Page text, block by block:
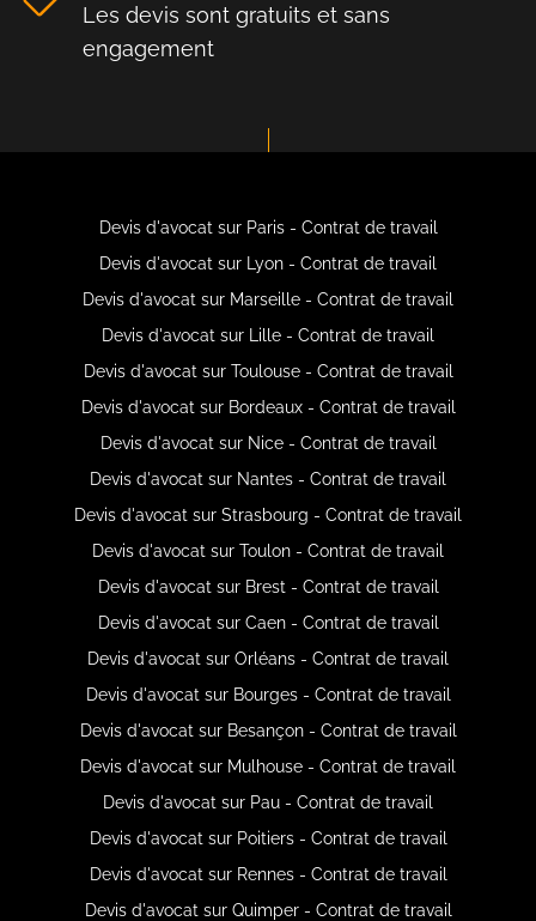
Les devis sont gratuits et sans
engagement
Devis d'avocat sur Paris - Contrat de travail
Devis d'avocat sur Lyon - Contrat de travail
Devis d'avocat sur Marseille - Contrat de travail
Devis d'avocat sur Lille - Contrat de travail
Devis d'avocat sur Toulouse - Contrat de travail
Devis d'avocat sur Bordeaux - Contrat de travail
Devis d'avocat sur Nice - Contrat de travail
Devis d'avocat sur Nantes - Contrat de travail
Devis d'avocat sur Strasbourg - Contrat de travail
Devis d'avocat sur Toulon - Contrat de travail
Devis d'avocat sur Brest - Contrat de travail
Devis d'avocat sur Caen - Contrat de travail
Devis d'avocat sur Orléans - Contrat de travail
Devis d'avocat sur Bourges - Contrat de travail
Devis d'avocat sur Besançon - Contrat de travail
Devis d'avocat sur Mulhouse - Contrat de travail
Devis d'avocat sur Pau - Contrat de travail
Devis d'avocat sur Poitiers - Contrat de travail
Devis d'avocat sur Rennes - Contrat de travail
Devis d'avocat sur Quimper - Contrat de travail